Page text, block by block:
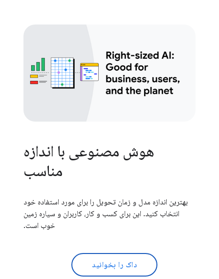
هوش مصنوعی با اندازه
مناسب
بهترین اندازه مدل و زمان تحویل را برای مورد استفاده خود
انتخاب کنید. این برای کسب و کار، کاربران و سیاره زمین
خوب است.
داک را بخوانید